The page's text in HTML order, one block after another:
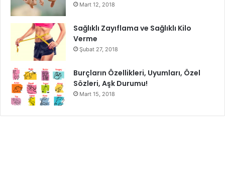
Mart 12, 2018
Sağlıklı Zayıflama ve Sağlıklı Kilo
Verme
Şubat 27, 2018
Burçların Özellikleri, Uyumları, Özel
Sözleri, Aşk Durumu!
Mart 15, 2018